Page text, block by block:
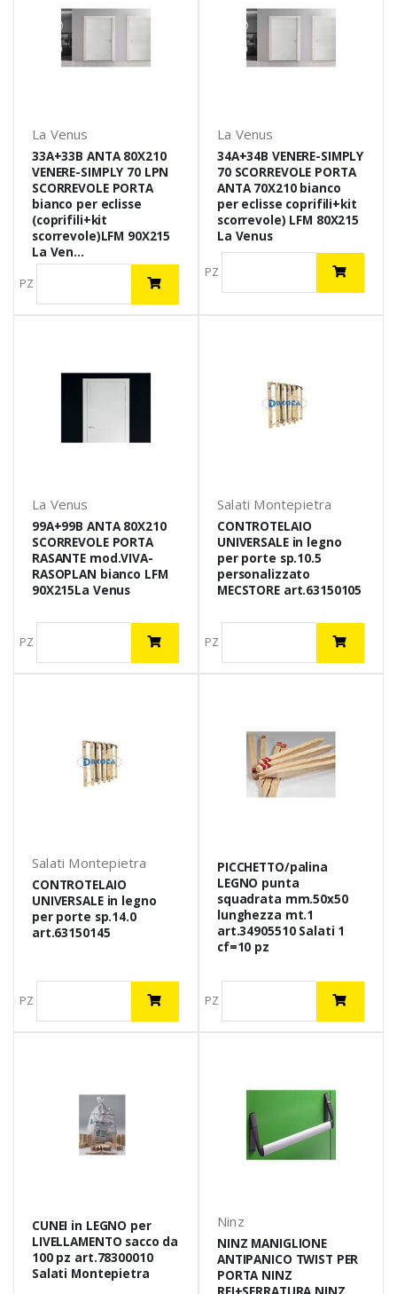
La Venus
33A+33B ANTA 80X210
VENERE-SIMPLY 70 LPN
SCORREVOLE PORTA
bianco per eclisse
(coprifili+kit
scorrevole)LFM 90X215
La Ven...
PZ
La Venus
34A+34B VENERE-SIMPLY
70 SCORREVOLE PORTA
ANTA 70X210 bianco
per eclisse coprifili+kit
scorrevole) LFM 80X215
La Venus
PZ
La Venus
99A+99B ANTA 80X210
SCORREVOLE PORTA
RASANTE mod.VIVA-
RASOPLAN bianco LFM
90X215La Venus
PZ
Salati Montepietra
CONTROTELAIO
UNIVERSALE in legno
per porte sp.10.5
personalizzato
MECSTORE art.63150105
PZ
Salati Montepietra
CONTROTELAIO
UNIVERSALE in legno
per porte sp.14.0
art.63150145
PZ
PICCHETTO/palina
LEGNO punta
squadrata mm.50x50
lunghezza mt.1
art.34905510 Salati 1
cf=10 pz
PZ
CUNEI in LEGNO per
LIVELLAMENTO sacco da
100 pz art.78300010
Salati Montepietra
Ninz
NINZ MANIGLIONE
ANTIPANICO TWIST PER
PORTA NINZ